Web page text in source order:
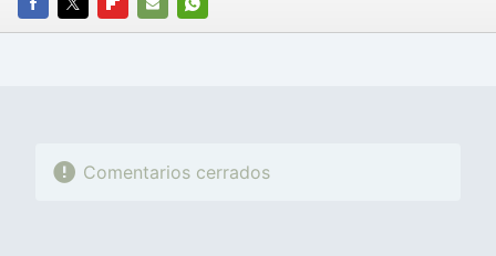
FACEBOOK
TWITTERFLIPBOARD
E-
WHATSAPP
Comentarios cerrados